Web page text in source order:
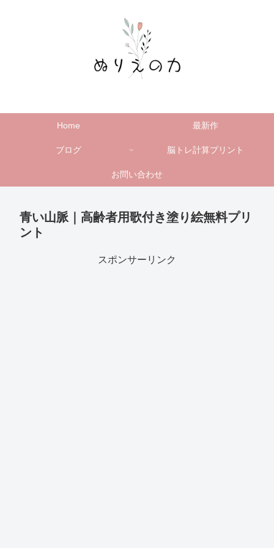
Home 最新作
ブログ 脳トレ計算プリント
お問い合わせ
青い山脈｜高齢者用歌付き塗り絵無料プリ
ント
スポンサーリンク